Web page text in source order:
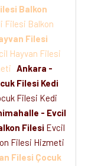
Balkon
Filesi Balkon
Filesi
Hayvan Filesi
Ankara -
Filesi Kedi
Filesi Kedi
- Evcil
Filesi Evcil
Filesi Hizmeti
Filesi Çocuk